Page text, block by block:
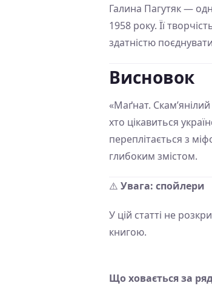
Галина Пагутяк —
1958 року. Її
здатністю
Висновок
«Маґнат.
хто цікавиться
переплітається з
глибоким змістом.
⚠️ Увага: спойлери
У цій статті не
книгою.
Що ховається за